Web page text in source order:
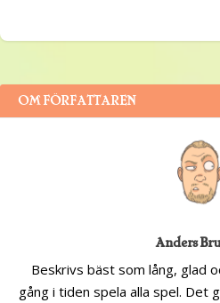
OM FÖRFATTAREN
Anders
Beskrivs bäst som lång, glad
gång i tiden spela alla spel. Det